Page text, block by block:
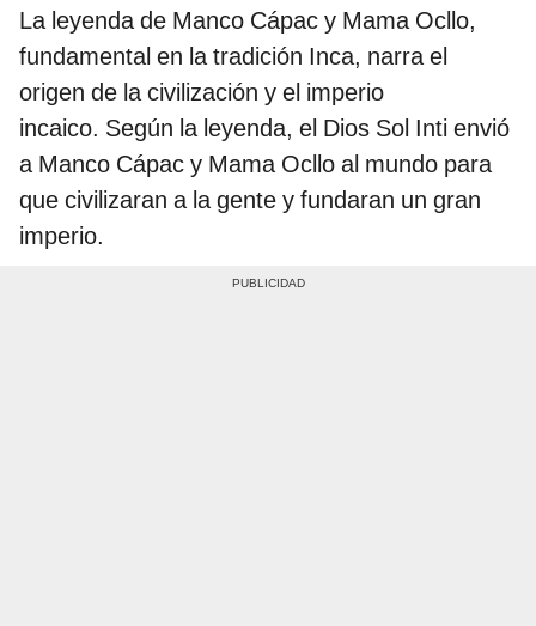
La leyenda de Manco Cápac y Mama Ocllo,
fundamental en la tradición Inca, narra el
origen de la civilización y el imperio
incaico. Según la leyenda, el Dios Sol Inti envió
a Manco Cápac y Mama Ocllo al mundo para
que civilizaran a la gente y fundaran un gran
imperio.